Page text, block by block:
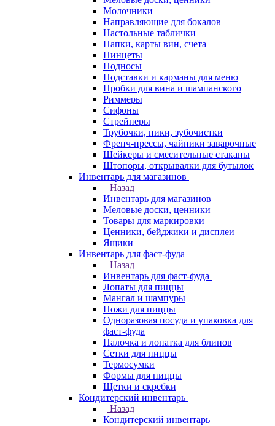
Молочники
Направляющие для бокалов
Настольные таблички
Папки, карты вин, счета
Пинцеты
Подносы
Подставки и карманы для меню
Пробки для вина и шампанского
Риммеры
Сифоны
Стрейнеры
Трубочки, пики, зубочистки
Френч-прессы, чайники заварочные
Шейкеры и смесительные стаканы
Штопоры, открывалки для бутылок
Инвентарь для магазинов
Назад
Инвентарь для магазинов
Меловые доски, ценники
Товары для маркировки
Ценники, бейджики и дисплеи
Ящики
Инвентарь для фаст-фуда
Назад
Инвентарь для фаст-фуда
Лопаты для пиццы
Мангал и шампуры
Ножи для пиццы
Одноразовая посуда и упаковка для
фаст-фуда
Палочка и лопатка для блинов
Сетки для пиццы
Термосумки
Формы для пиццы
Щетки и скребки
Кондитерский инвентарь
Назад
Кондитерский инвентарь